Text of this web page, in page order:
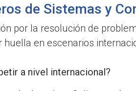
de Sistemas y
por la resolución de
en escenarios
a nivel internacional?